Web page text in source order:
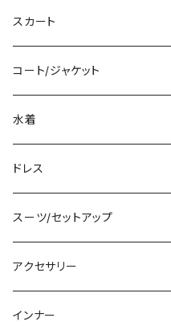
ロング/マキシ
袖付き
ノースリーブ
その他
チュニック
タンクトップ/キャミソール
シャツ/ブラウス
ベアトップ/チューブトップ
カーディガン/ボレロ
ニット/セーター
パーカー
スウェット/トレーナー
ショート丈
クロップド丈
ロング丈
デニム
レギンス
その他
オールインワン
スカート
ミニ/ショート
ミディアム/ミモレ
ロング
その他
コート/ジャケット
コート
ジャケット
その他
水着
タンキニ
バンドゥビキニ
ワンピース
ラッシュガード
ドレス
ミニ/ショート
ミディアム/ミモレ
ロング/マキシ
スーツ/セットアップ
パンツスーツ
スカートスーツ
アクセサリー
ネックレス
インナー